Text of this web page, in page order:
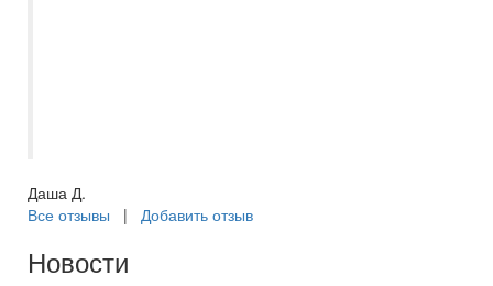
Даша Д.
Все отзывы | Добавить отзыв
Новости